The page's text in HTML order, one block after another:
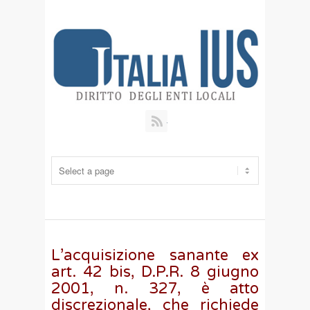
L’acquisizione sanante ex
art. 42 bis, D.P.R. 8 giugno
2001, n. 327, è atto
discrezionale, che richiede